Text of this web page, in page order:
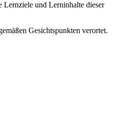
Lernziele und Lerninhalte dieser
Gesichtspunkten verortet.